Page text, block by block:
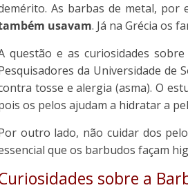
As barbas de metal, por
usavam. Já na Grécia os
questão e as curiosidades sobre
da Universidade de
tosse e alergia (asma). O
os pelos ajudam a hidratar a
outro lado, não cuidar dos
que os barbudos façam
sobre a